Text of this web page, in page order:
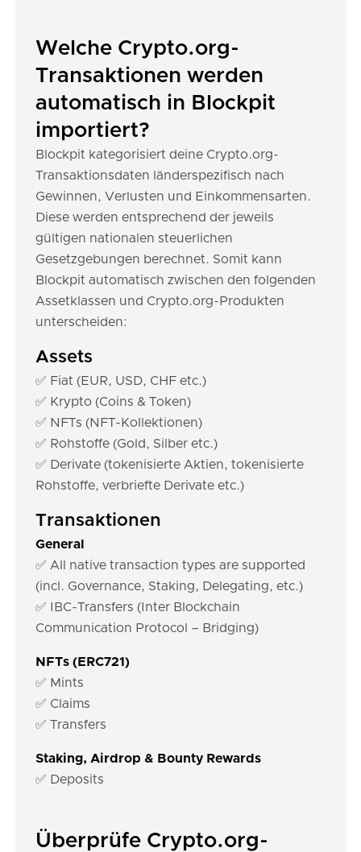
Welche Crypto.org-
Transaktionen werden
automatisch in Blockpit
importiert?
Blockpit kategorisiert deine Crypto.org-
Transaktionsdaten länderspezifisch nach
Gewinnen, Verlusten und Einkommensarten.
Diese werden entsprechend der jeweils
gültigen nationalen steuerlichen
Gesetzgebungen berechnet. Somit kann
Blockpit automatisch zwischen den folgenden
Assetklassen und Crypto.org-Produkten
unterscheiden:
Assets
✅ Fiat (EUR, USD, CHF etc.)
✅ Krypto (Coins & Token)
✅ NFTs (NFT-Kollektionen)
✅ Rohstoffe (Gold, Silber etc.)
✅ Derivate (tokenisierte Aktien, tokenisierte
Rohstoffe, verbriefte Derivate etc.)
Transaktionen
General
✅ All native transaction types are supported
(incl. Governance, Staking, Delegating, etc.)
✅ IBC-Transfers (Inter Blockchain
Communication Protocol – Bridging)
NFTs (ERC721)
✅ Mints
✅ Claims
✅ Transfers
Staking, Airdrop & Bounty Rewards
✅ Deposits
Überprüfe Crypto.org-